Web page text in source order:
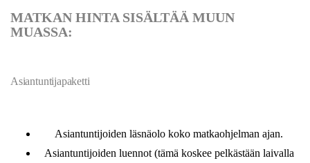
MATKAN HINTA SISÄLTÄÄ MUUN
MUASSA:
Asiantuntijapaketti
Asiantuntijoiden läsnäolo koko matkaohjelman ajan.
Asiantuntijoiden luennot (tämä koskee pelkästään laivalla